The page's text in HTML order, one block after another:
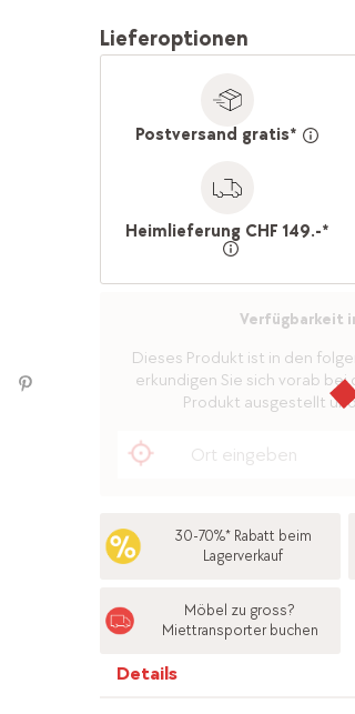
Lieferoptionen
Postversand gratis*
Heimlieferung CHF 149.-*
Verfügbarkeit
Dieses Produkt ist in den
erkundigen Sie sich vorab bei
Produkt ausgestellt
30-70%* Rabatt beim
Lagerverkauf
Möbel zu gross?
Miettransporter buchen
Details